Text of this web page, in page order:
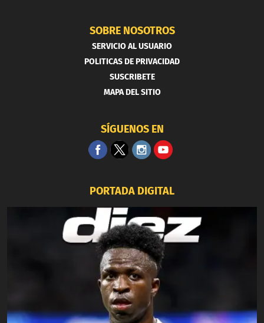
SOBRE NOSOTROS
SERVICIO AL USUARIO
POLITICAS DE PRIVACIDAD
SUSCRIBETE
MAPA DEL SITIO
SÍGUENOS EN
PORTADA DIGITAL